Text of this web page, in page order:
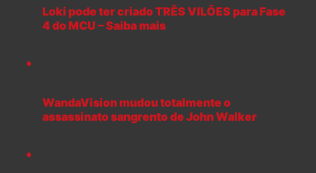
Loki pode ter criado TRÊS VILÕES para Fase
4 do MCU – Saiba mais
WandaVision mudou totalmente o
assassinato sangrento de John Walker